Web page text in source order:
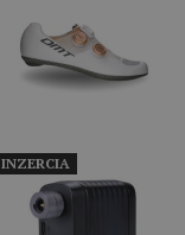
INZERCIA